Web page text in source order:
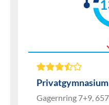
Gagernring 7+9,